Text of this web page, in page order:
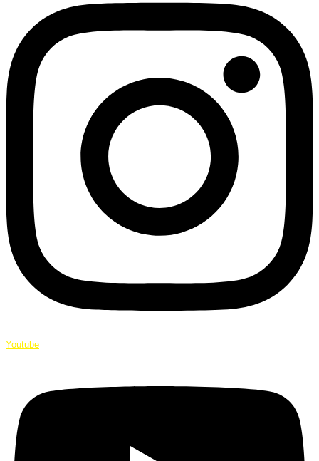
Youtube